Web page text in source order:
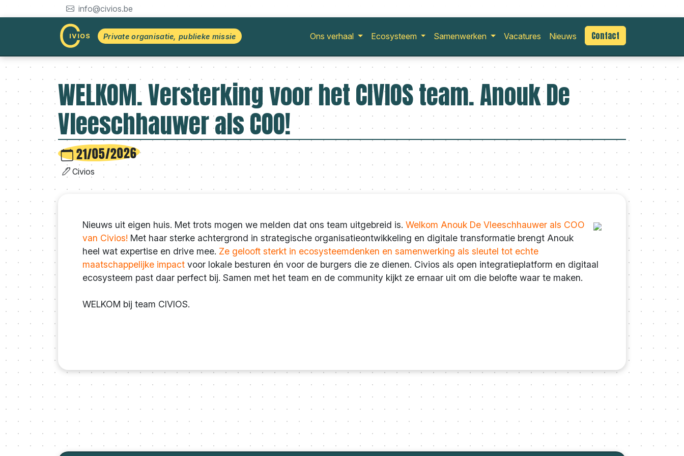
info@civios.be
Private organisatie, publieke missie Ons verhaal Ecosysteem Samenwerken Vacatures Nieuws Contact
WELKOM. Versterking voor het CIVIOS team. Anouk De
Vleeschhauwer als COO!
21/05/2026
Civios
Nieuws uit eigen huis. Met trots mogen we melden dat ons team uitgebreid is. Welkom Anouk De Vleeschhauwer als COO
van Civios! Met haar sterke achtergrond in strategische organisatieontwikkeling en digitale transformatie brengt Anouk
heel wat expertise en drive mee. Ze gelooft sterkt in ecosysteemdenken en samenwerking als sleutel tot echte
maatschappelijke impact voor lokale besturen én voor de burgers die ze dienen. Civios als open integratieplatform en digitaal
ecosysteem past daar perfect bij. Samen met het team en de community kijkt ze ernaar uit om die belofte waar te maken.
WELKOM bij team CIVIOS.